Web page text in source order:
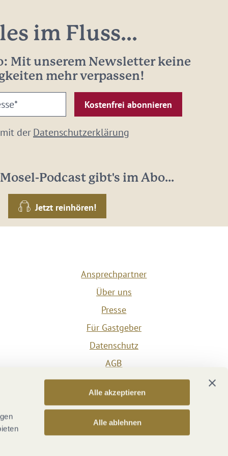
Alle akzeptieren
Alle ablehnen
im Fluss...
Mit unserem Newsletter keine
mehr verpassen!
derDatenschutzerklärung
Podcast gibt's im Abo...
Jetzt reinhören!
Ansprechpartner
Über uns
Presse
Für Gastgeber
Datenschutz
AGB
Impressum
Barrierefreiheit
Vertrag widerrufen
Versicherungsvertrag widerrufen